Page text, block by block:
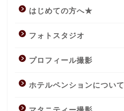
はじめての方へ★
フォトスタジオ
プロフィール撮影
ホテルペンションについて